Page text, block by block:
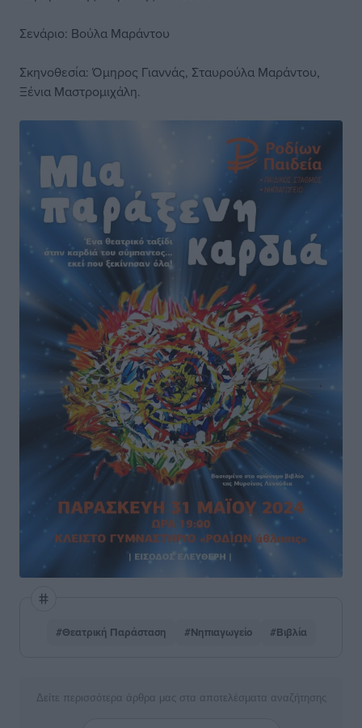
Σενάριο: Βούλα Μαράντου
Σκηνοθεσία: Όμηρος Γιαννάς, Σταυρούλα Μαράντου,
Ξένια Μαστρομιχάλη.
#Θεατρική Παράσταση #Νηπιαγωγείο #Βιβλία
Δείτε περισσότερα άρθρα μας στα αποτελέσματα αναζήτησης